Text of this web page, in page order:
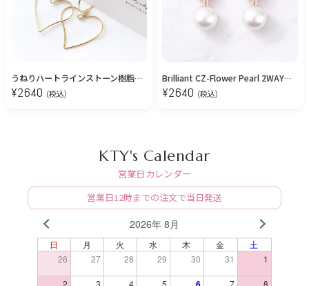
うねりハートラインストーン樹脂ピアス/イヤリング【金属アレルギー対応】
¥2640 (税込)
Brilliant CZ-Flower Pearl 2WAYピアス/Clear Pink
¥2640 (税込)
KTY's Calendar
営業日カレンダー
営業日12時までの注文で当日発送
2026年 8月 NEXT
日 月 火 水 木 金
土
26
27 28 29 30 31 1
2 3 4 5 7 8